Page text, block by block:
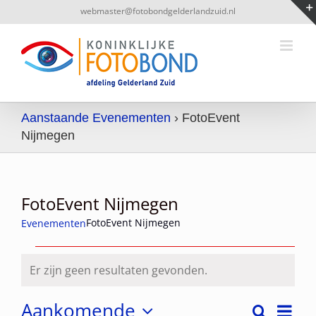
naar
inhoud
webmaster@fotobondgelderlandzuid.nl
Aanstaande Evenementen › FotoEvent
Nijmegen
FotoEvent Nijmegen
EvenementenFotoEvent Nijmegen
Evenementen
Bericht
Er zijn geen resultaten gevonden.
Aankomende